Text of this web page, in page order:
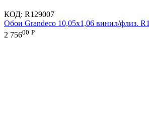
КОД: R129007
Обои Grandeco 10,05х1,06 винил/флиз.
2 75600 Р